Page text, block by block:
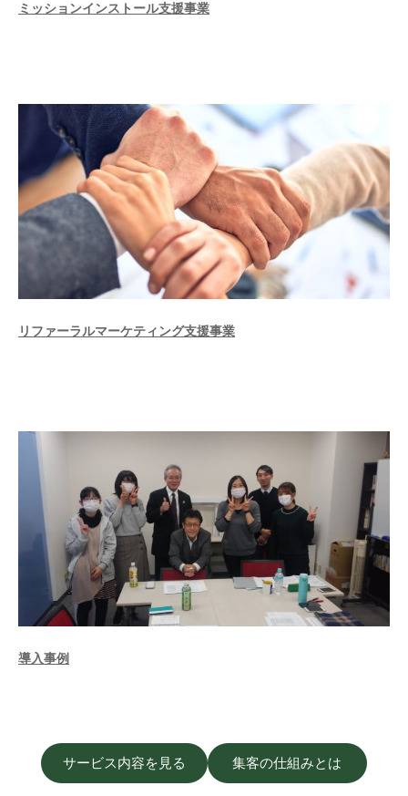
ミッションインストール支援事業
リファーラルマーケティング支援事業
導入事例
サービス内容を見る 集客の仕組みとは